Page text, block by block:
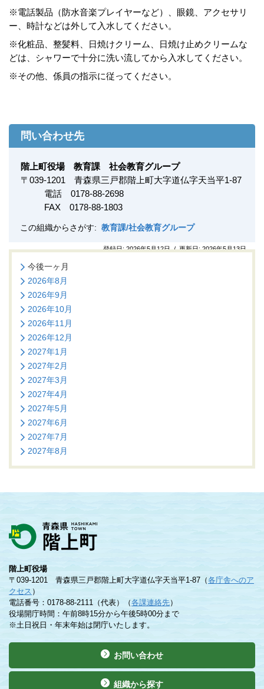
今後一ヶ月
2026年8月
2026年9月
2026年10月
2026年11月
2026年12月
2027年1月
2027年2月
2027年3月
2027年4月
2027年5月
2027年6月
2027年7月
2027年8月
※電話製品（防水音楽プレイヤーなど）、眼鏡、アクセサリ
ー、時計などは外して入水してください。
※化粧品、整髪料、日焼けクリーム、日焼け止めクリームな
どは、シャワーで十分に洗い流してから入水してください。
※その他、係員の指示に従ってください。
問い合わせ先
階上町役場 教育課 社会教育グループ
〒 039-1201
青森県三戸郡階上町大字道仏字天当平1-87
電話 0178-88-2698
FAX 0178-88-1803
この組織からさがす: 教育課/社会教育グループ
登録日:2026年5月12日 / 更新日:2026年5月13日
階上町役場
〒039-1201 青森県三戸郡階上町大字道仏字天当平1-87（各庁舎へのア
クセス ）
電話番号：0178-88-2111（代表）（各課連絡先）
役場開庁時間：午前8時15分から午後5時00分まで
※土日祝日・年末年始は閉庁いたします。
お問い合わせ
組織から探す